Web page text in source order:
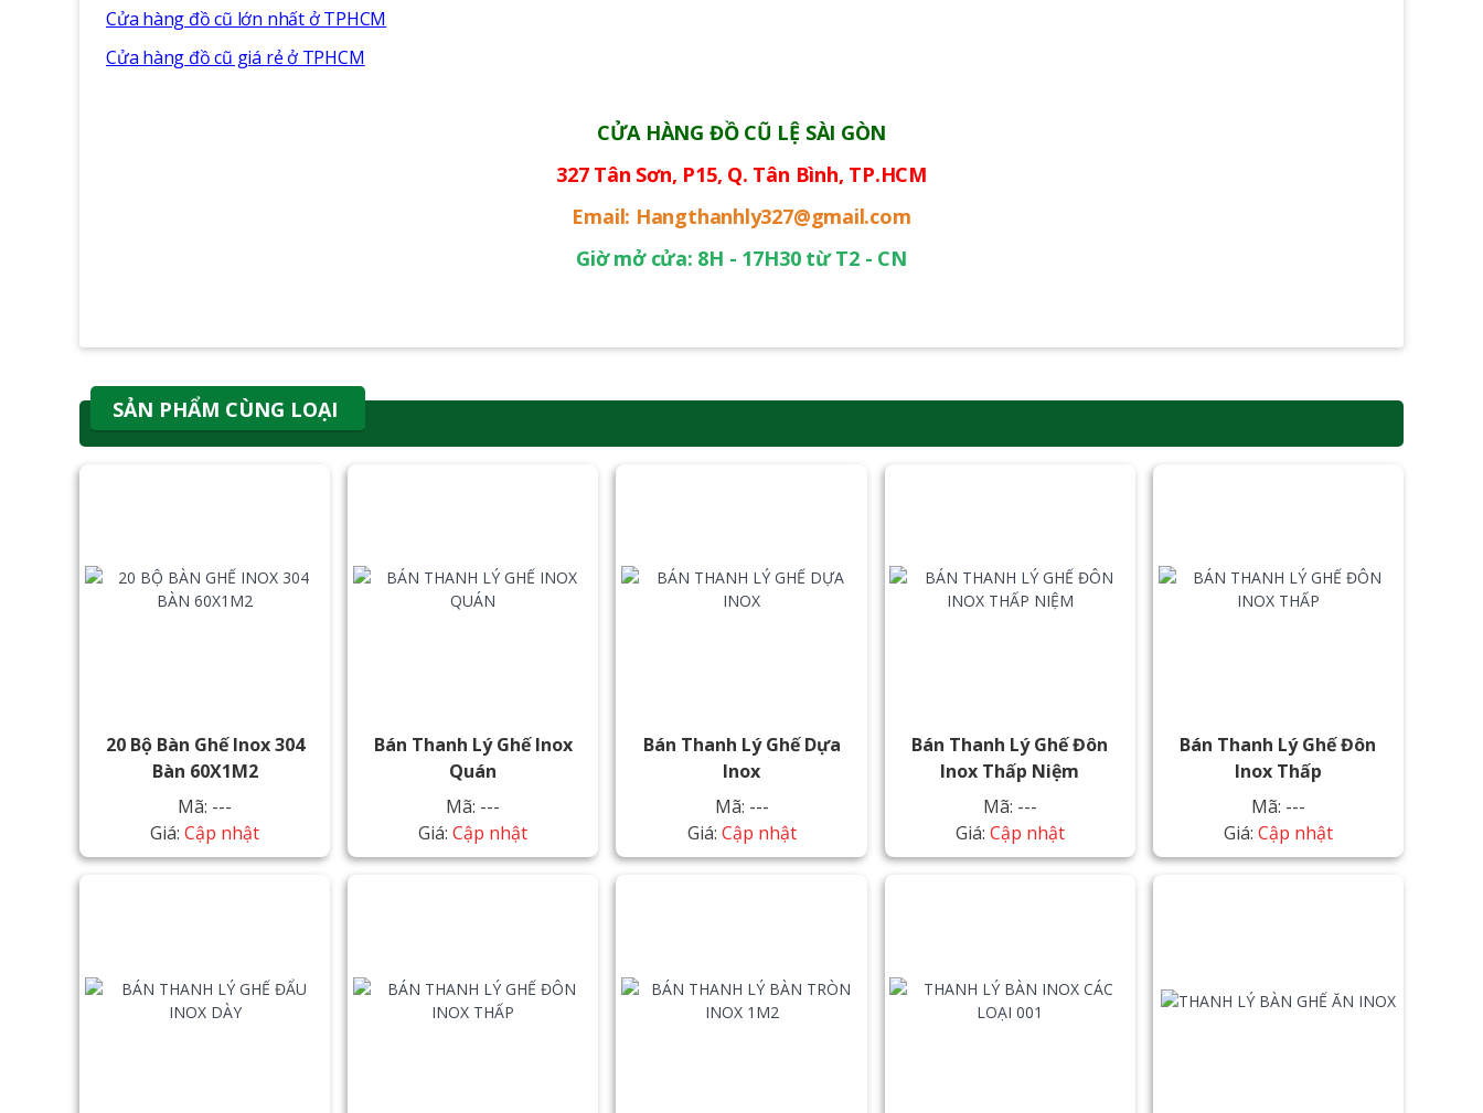
Cửa hàng đồ cũ lớn nhất ở TPHCM
Cửa hàng đồ cũ giá rẻ ở TPHCM
CỬA HÀNG ĐỒ CŨ LỆ SÀI GÒN
327 Tân Sơn, P15, Q. Tân Bình, TP.HCM
Email: Hangthanhly327@gmail.com
Giờ mở cửa: 8H - 17H30 từ T2 - CN
SẢN PHẨM CÙNG LOẠI
20 Bộ Bàn Ghế Inox 304
Bàn 60X1M2
Mã: ---
Giá:Cập nhật
Bán Thanh Lý Ghế Inox
Quán
Mã: ---
Giá:Cập nhật
Bán Thanh Lý Ghế Dựa
Inox
Mã: ---
Giá: Cập nhật
Bán Thanh Lý Ghế Đôn
Inox Thấp Niệm
Mã: ---
Giá: Cập nhật
Bán Thanh Lý Ghế Đôn
Inox Thấp
Mã: ---
Giá: Cập nhật